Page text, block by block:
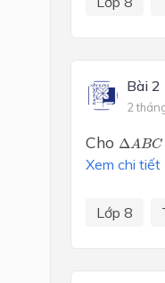
Bài 2
2
Cho ΔABC
Δ A BC∽
Xem chi tiết
Lớp 8